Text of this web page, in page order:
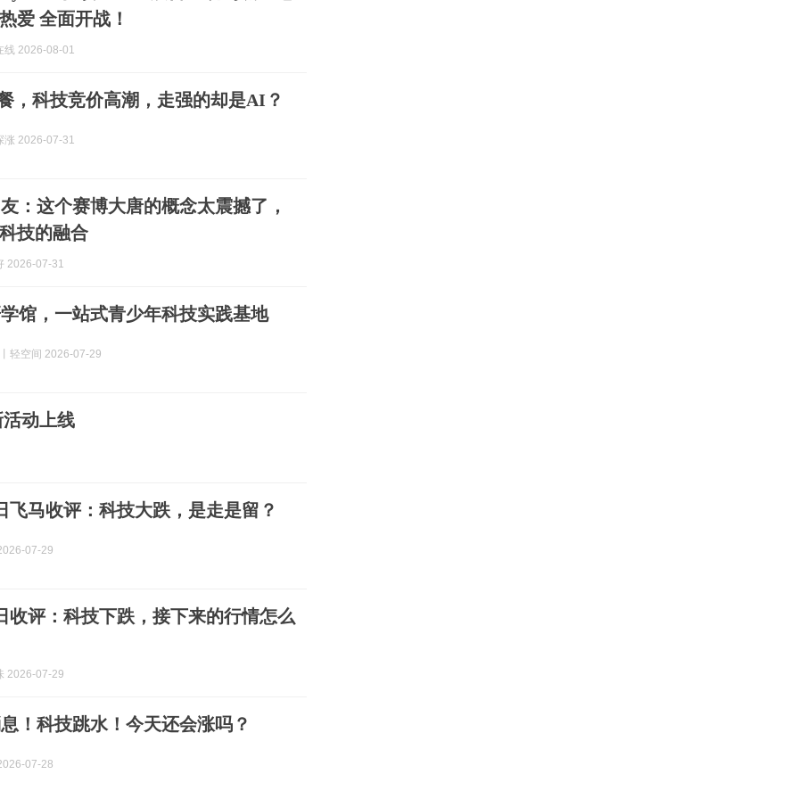
爱 全面开战！
线 2026-08-01
，科技竞价高潮，走强的却是AI？
涨 2026-07-31
：这个赛博大唐的概念太震撼了，
技的融合
2026-07-31
馆，一站式青少年科技实践基地
轻空间 2026-07-29
动上线
飞马收评：科技大跌，是走是留？
07-29
收评：科技下跌，接下来的行情怎么
2026-07-29
！科技跳水！今天还会涨吗？
07-28